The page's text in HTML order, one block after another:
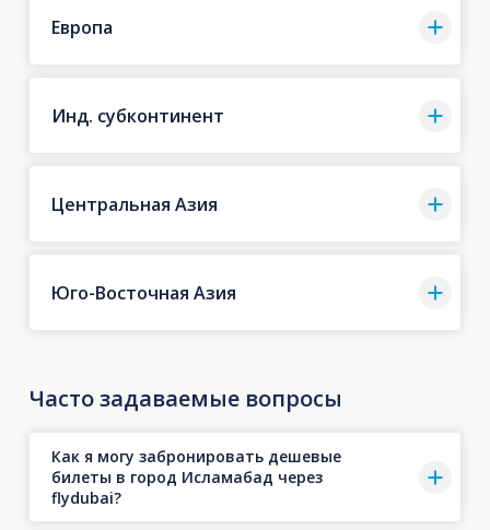
Европа
Инд. субконтинент
Центральная Азия
Юго-Восточная Азия
Часто задаваемые вопросы
Как я могу забронировать дешевые
билеты в город Исламабад через
flydubai?